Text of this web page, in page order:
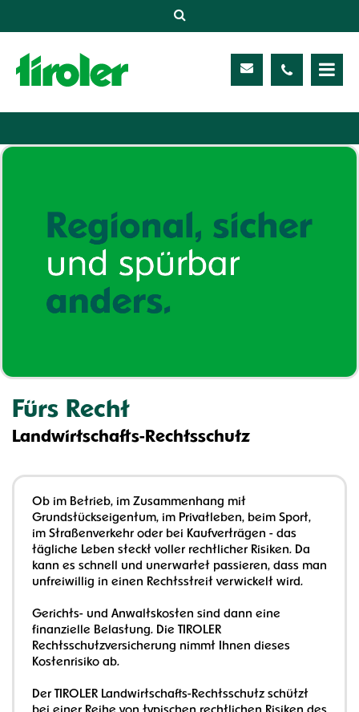
Service
Meine TIROLER
Karriere
Fürs Recht
Landwirtschafts-Rechtsschutz
Ob im Betrieb, im Zusammenhang mit
Grundstückseigentum, im Privatleben, beim Sport,
im Straßenverkehr oder bei Kaufverträgen - das
tägliche Leben steckt voller rechtlicher Risiken. Da
kann es schnell und unerwartet passieren, dass man
unfreiwillig in einen Rechtsstreit verwickelt wird.
Gerichts- und Anwaltskosten sind dann eine
finanzielle Belastung. Die TIROLER
Rechtsschutzversicherung nimmt Ihnen dieses
Kostenrisiko ab.
Der TIROLER Landwirtschafts-Rechtsschutz schützt